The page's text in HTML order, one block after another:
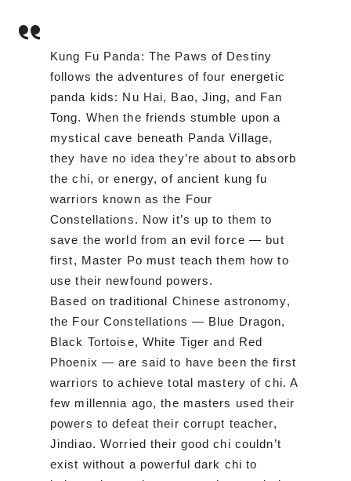
Kung Fu Panda: The Paws of Destiny
follows the adventures of four energetic
panda kids: Nu Hai, Bao, Jing, and Fan
Tong. When the friends stumble upon a
mystical cave beneath Panda Village,
they have no idea they’re about to absorb
the chi, or energy, of ancient kung fu
warriors known as the Four
Constellations. Now it’s up to them to
save the world from an evil force — but
first, Master Po must teach them how to
use their newfound powers.
Based on traditional Chinese astronomy,
the Four Constellations — Blue Dragon,
Black Tortoise, White Tiger and Red
Phoenix — are said to have been the first
warriors to achieve total mastery of chi. A
few millennia ago, the masters used their
powers to defeat their corrupt teacher,
Jindiao. Worried their good chi couldn’t
exist without a powerful dark chi to